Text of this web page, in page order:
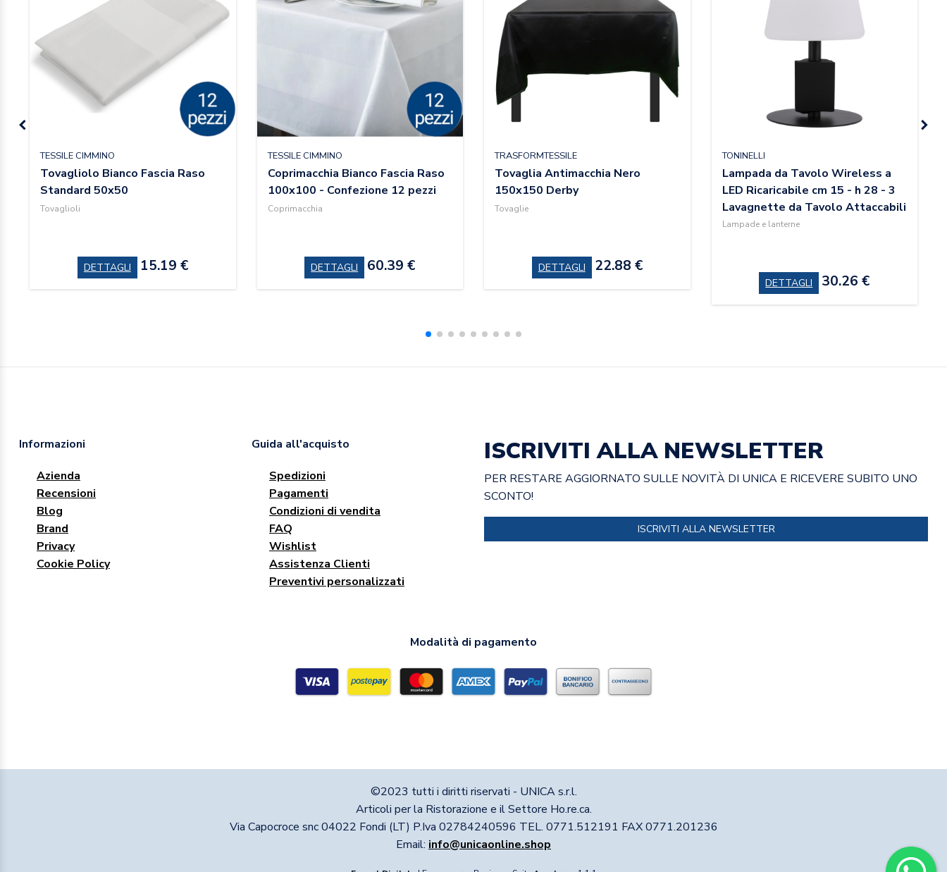
TESSILE CIMMINO
Tovagliolo Bianco Fascia Raso
Standard 50x50
Tovaglioli
DETTAGLI 15.19 €
TESSILE CIMMINO
Coprimacchia Bianco Fascia Raso
100x100 - Confezione 12 pezzi
Coprimacchia
DETTAGLI 60.39 €
TRASFORMTESSILE
Tovaglia Antimacchia Nero
150x150 Derby
Tovaglie
DETTAGLI 22.88 €
TONINELLI
Lampada da Tavolo Wireless a
LED Ricaricabile cm 15 - h 28 - 3
Lavagnette da Tavolo Attaccabili
Lampade e lanterne
DETTAGLI 30.26 €
Informazioni
Azienda
Recensioni
Blog
Brand
Privacy
Cookie Policy
Guida all'acquisto
Spedizioni
Pagamenti
Condizioni di vendita
FAQ
Wishlist
Assistenza Clienti
Preventivi personalizzati
ISCRIVITI ALLA NEWSLETTER
PER RESTARE AGGIORNATO SULLE NOVITÀ DI UNICA E RICEVERE SUBITO UNO
SCONTO!
ISCRIVITI ALLA NEWSLETTER
Modalità di pagamento
©2023 tutti i diritti riservati - UNICA s.r.l.
Articoli per la Ristorazione e il Settore Ho.re.ca.
Via Capocroce snc 04022 Fondi (LT) P.Iva 02784240596 TEL. 0771.512191 FAX 0771.201236
Email: info@unicaonline.shop